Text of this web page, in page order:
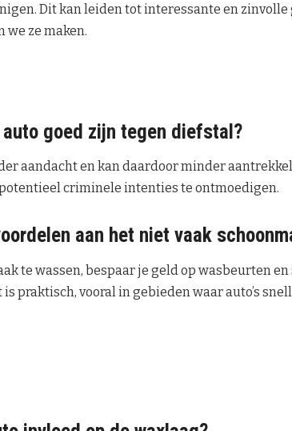
Dit kan leiden tot interessante en zinvolle
we ze maken.
auto goed zijn tegen diefstal?
aandacht en kan daardoor minder
criminele intenties te ontmoedigen.
aan het niet vaak
te wassen, bespaar je geld op wasbeurten
praktisch, vooral in gebieden waar auto’s